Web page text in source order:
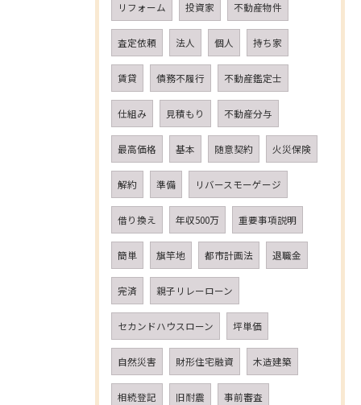
リフォーム 投資家 不動産物件
査定依頼 法人 個人 持ち家
賃貸 債務不履行 不動産鑑定士
仕組み 見積もり 不動産分与
最高価格 基本 随意契約 火災保険
解約 準備 リバースモーゲージ
借り換え 年収500万 重要事項説明
簡単 旗竿地 都市計画法 退職金
完済 親子リレーローン
セカンドハウスローン 坪単価
自然災害 財形住宅融資 木造建築
相続登記 旧耐震 事前審査